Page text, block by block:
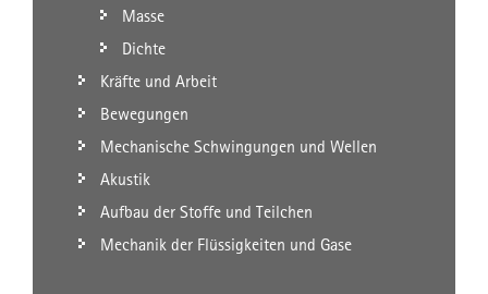
Masse
Dichte
Kräfte und Arbeit
Bewegungen
Mechanische Schwingungen und Wellen
Akustik
Aufbau der Stoffe und Teilchen
Mechanik der Flüssigkeiten und Gase